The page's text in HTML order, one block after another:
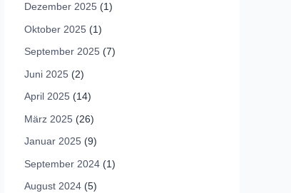
Dezember 2025 (1)
Oktober 2025 (1)
September 2025 (7)
Juni 2025 (2)
April 2025 (14)
März 2025 (26)
Januar 2025 (9)
September 2024 (1)
August 2024 (5)